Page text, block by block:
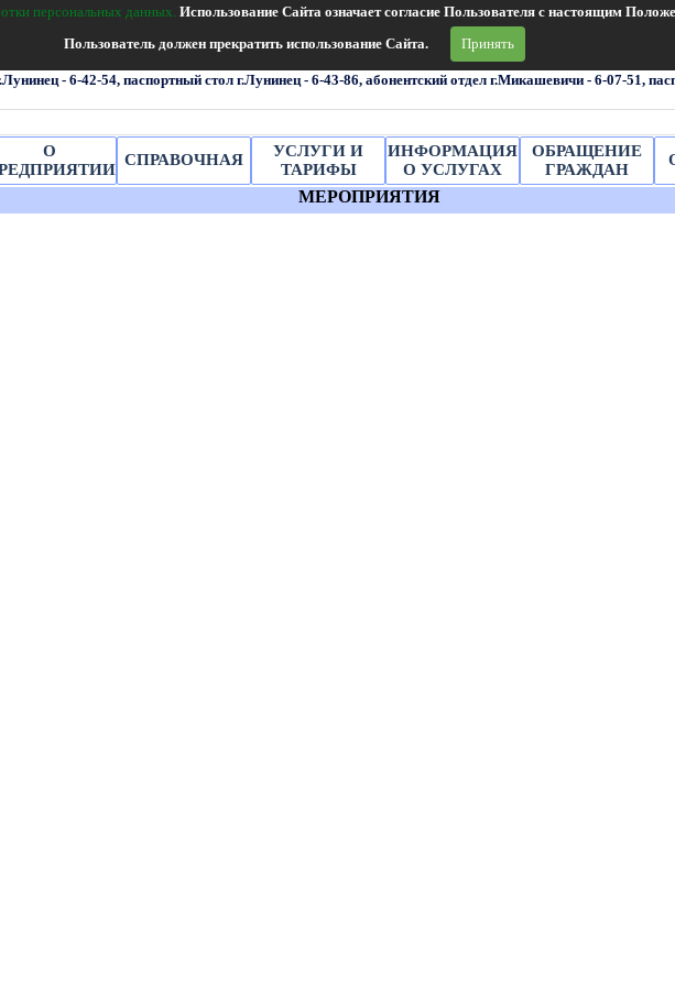
персональных данных. Использование Сайта означает согласие Пользователя с настоящим
Пользователь должен прекратить использование Сайта.
Принять
Л у н и н е ц к о е Ж К Х
телефон: (801647)2-27-51, факс:(801647) 2-27-07
- 6-42-54, паспортный стол г.Лунинец - 6-43-86, абонентский отдел г.Микашевичи - 6-07-51,
О
СПРАВОЧНАЯ
УСЛУГИ И
ТАРИФЫ
ИНФОРМАЦИЯ
О УСЛУГАХ
ОБРАЩЕНИЕ
ГРАЖДАН
МЕРОПРИЯТИЯ